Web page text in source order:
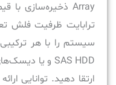
ترابایت ظرفیت فلش